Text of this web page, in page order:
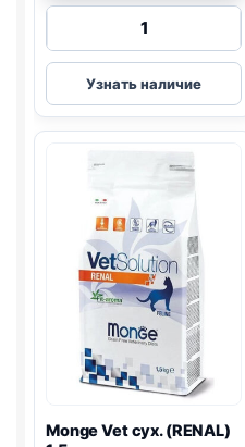
Количество
Monge
сух.
(ВЗРОСЛЫЕ,
весовой
Узнать наличие
Monge Vet сух. (RENAL)